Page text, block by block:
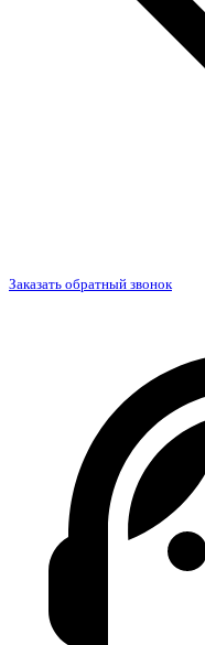
Заказать обратный звонок